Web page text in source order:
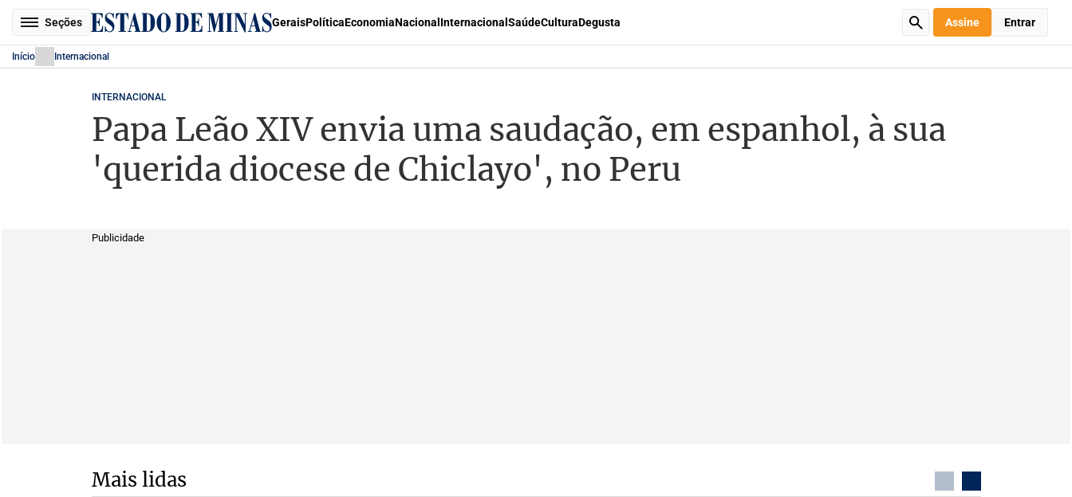
Seções GeraisPolíticaEconomiaNacional Internacional SaúdeCulturaDegusta Assine Entrar
Início Internacional
INTERNACIONAL
Papa Leão XIV envia uma saudação, em espanhol, à sua
'querida diocese de Chiclayo', no Peru
Publicidade
Mais lidas